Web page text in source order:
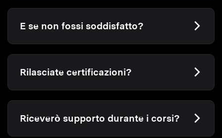
E se non fossi soddisfatto?
Rilasciate certificazioni?
Riceverò supporto durante i corsi?